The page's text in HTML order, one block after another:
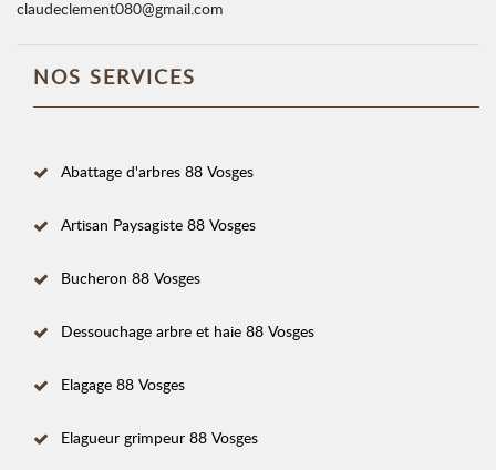
claudeclement080@gmail.com
NOS SERVICES
Abattage d'arbres 88 Vosges
Artisan Paysagiste 88 Vosges
Bucheron 88 Vosges
Dessouchage arbre et haie 88 Vosges
Elagage 88 Vosges
Elagueur grimpeur 88 Vosges